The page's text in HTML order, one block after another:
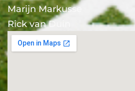
Marijn Markusse
Rick van Duin